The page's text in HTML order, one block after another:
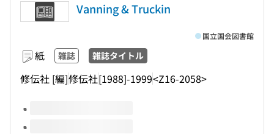
Vanning & Truckin
紙 雑誌 雑誌タイトル
修伝社 [編]修伝社[1988]-1999<Z16-2058>
国立国会図書館
このタイトルの巻号